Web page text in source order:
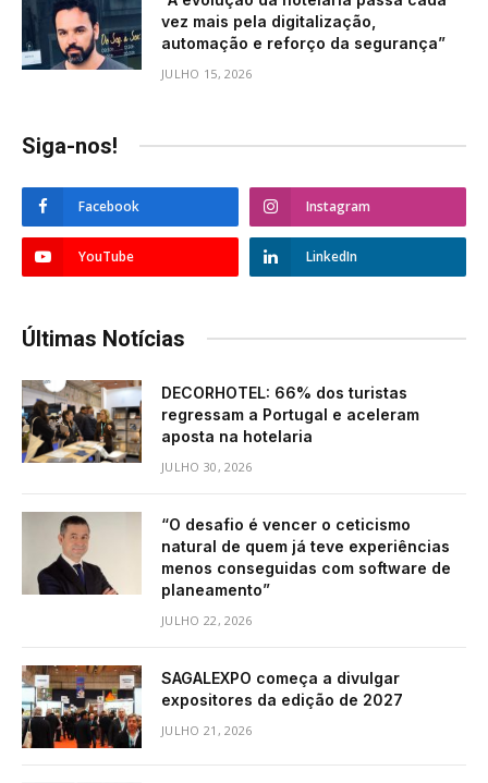
vez mais pela digitalização,
automação e reforço da segurança”
JULHO 15, 2026
Siga-nos!
Facebook Instagram
YouTube LinkedIn
Últimas Notícias
DECORHOTEL: 66% dos turistas
regressam a Portugal e aceleram
aposta na hotelaria
JULHO 30, 2026
“O desafio é vencer o ceticismo
natural de quem já teve experiências
menos conseguidas com software de
planeamento”
JULHO 22, 2026
SAGALEXPO começa a divulgar
expositores da edição de 2027
JULHO 21, 2026